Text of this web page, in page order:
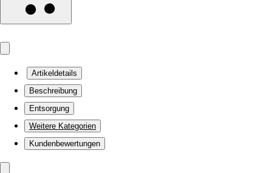
Artikeldetails
Beschreibung
Entsorgung
Weitere Kategorien
Kundenbewertungen